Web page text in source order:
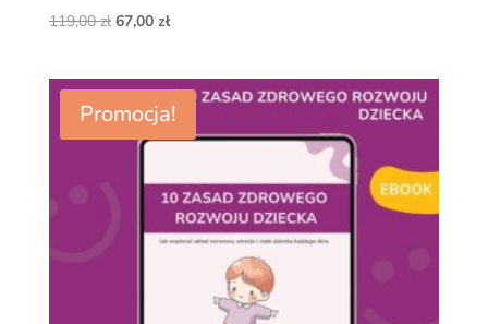
119,00zł Pierwotna
119,00 zł.
67,00 złAktualna
67,00 zł.
Promocja!